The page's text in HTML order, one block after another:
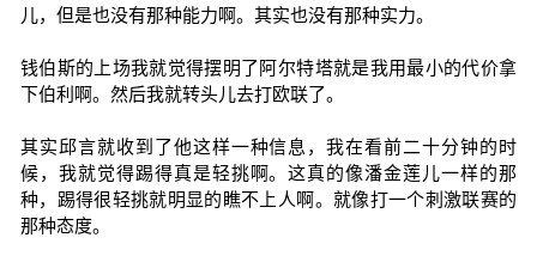
儿，但是也没有那种能力啊。其实也没有那种实力。
钱伯斯的上场我就觉得摆明了阿尔特塔就是我用最小的代价拿
下伯利啊。然后我就转头儿去打欧联了。
其实邱言就收到了他这样一种信息，我在看前二十分钟的时
候，我就觉得踢得真是轻挑啊。这真的像潘金莲儿一样的那
种，踢得很轻挑就明显的瞧不上人啊。就像打一个刺激联赛的
那种态度。